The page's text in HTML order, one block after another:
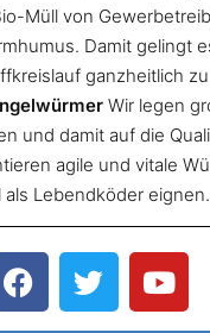
Müll von
Damit gelingt
ganzheitlich
Wir legen
und damit auf die
agile und vitale
als Lebendköder eignen.